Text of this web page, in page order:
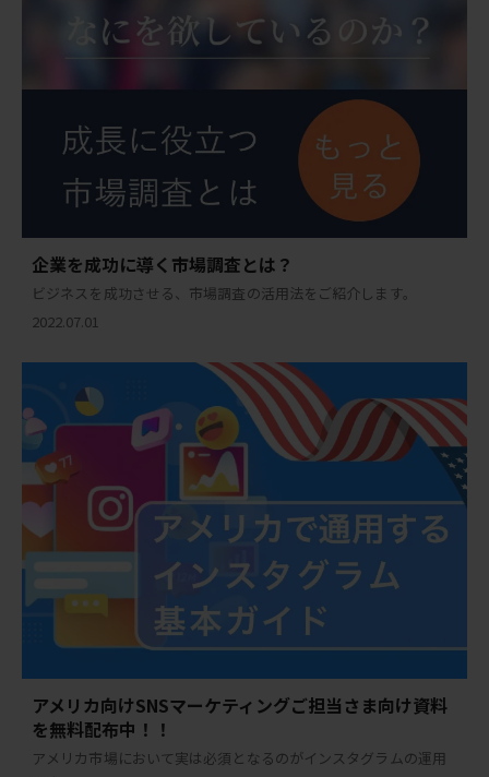
企業を成功に導く市場調査とは？
ビジネスを成功させる、市場調査の活用法をご紹介します。
2022.07.01
アメリカ向けSNSマーケティングご担当さま向け資料
を無料配布中！！
アメリカ市場において実は必須となるのがインスタグラムの運用